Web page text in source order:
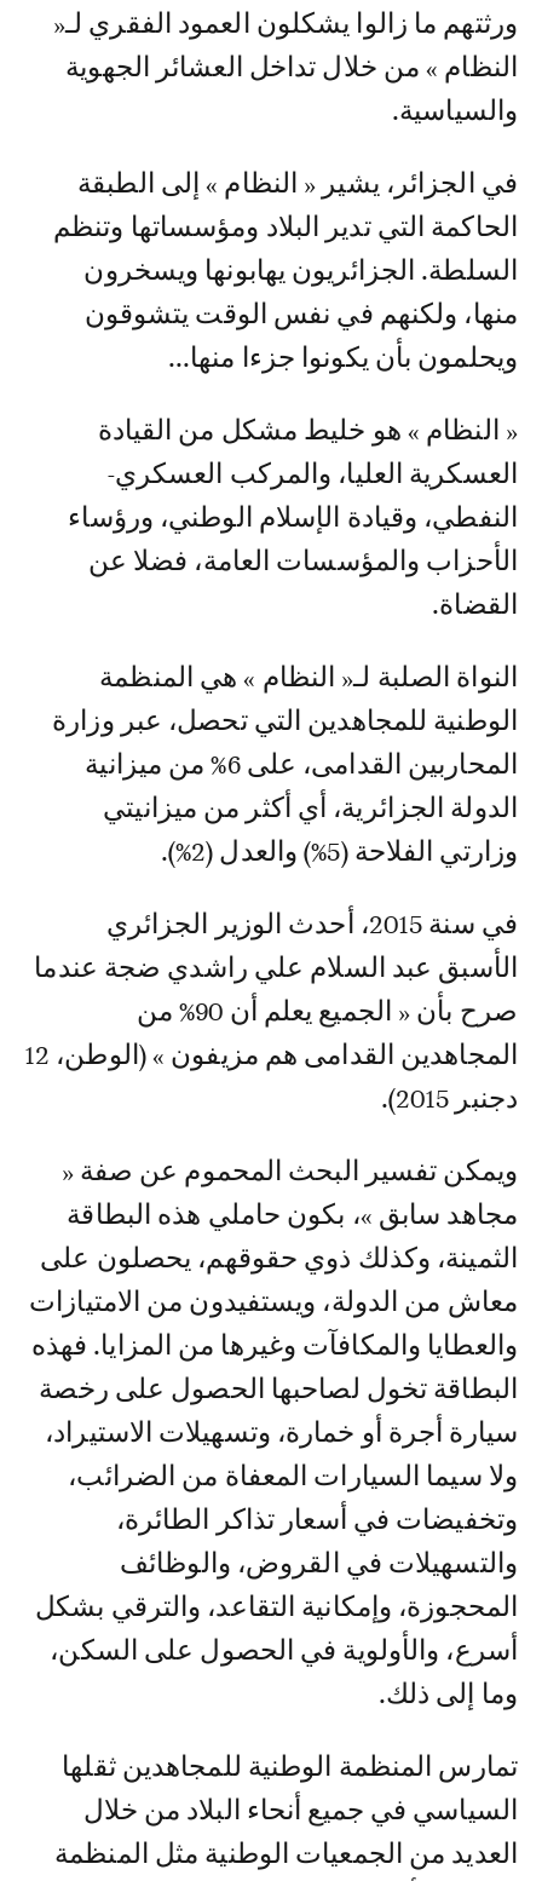
ورثتهم ما زالوا يشكلون العمود الفقري لـ«
النظام » من خلال تداخل العشائر الجهوية
والسياسية.
في الجزائر، يشير « النظام » إلى الطبقة
الحاكمة التي تدير البلاد ومؤسساتها وتنظم
السلطة. الجزائريون يهابونها ويسخرون
منها، ولكنهم في نفس الوقت يتشوقون
ويحلمون بأن يكونوا جزءا منها...
« النظام » هو خليط مشكل من القيادة
العسكرية العليا، والمركب العسكري-
النفطي، وقيادة الإسلام الوطني، ورؤساء
الأحزاب والمؤسسات العامة، فضلا عن
القضاة.
النواة الصلبة لـ« النظام » هي المنظمة
الوطنية للمجاهدين التي تحصل، عبر وزارة
المحاربين القدامى، على 6% من ميزانية
الدولة الجزائرية، أي أكثر من ميزانيتي
وزارتي الفلاحة (5%) والعدل (2%).
في سنة 2015، أحدث الوزير الجزائري
الأسبق عبد السلام علي راشدي ضجة عندما
صرح بأن « الجميع يعلم أن 90% من
المجاهدين القدامى هم مزيفون » (الوطن، 12
دجنبر 2015).
ويمكن تفسير البحث المحموم عن صفة «
مجاهد سابق »، بكون حاملي هذه البطاقة
الثمينة، وكذلك ذوي حقوقهم، يحصلون على
معاش من الدولة، ويستفيدون من الامتيازات
والعطايا والمكافآت وغيرها من المزايا. فهذه
البطاقة تخول لصاحبها الحصول على رخصة
سيارة أجرة أو خمارة، وتسهيلات الاستيراد،
ولا سيما السيارات المعفاة من الضرائب،
وتخفيضات في أسعار تذاكر الطائرة،
والتسهيلات في القروض، والوظائف
المحجوزة، وإمكانية التقاعد، والترقي بشكل
أسرع، والأولوية في الحصول على السكن،
وما إلى ذلك.
تمارس المنظمة الوطنية للمجاهدين ثقلها
السياسي في جميع أنحاء البلاد من خلال
العديد من الجمعيات الوطنية مثل المنظمة